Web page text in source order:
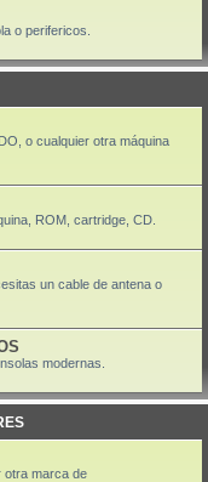
o perifericos.
o cualquier otra máquina
ROM, cartridge, CD.
un cable de antena o
modernas.
otra marca de